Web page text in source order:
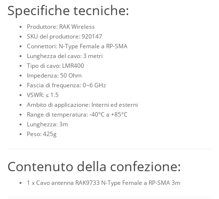
Specifiche tecniche:
Produttore: RAK Wireless
SKU del produttore: 920147
Connettori: N-Type Female a RP-SMA
Lunghezza del cavo: 3 metri
Tipo di cavo: LMR400
Impedenza: 50 Ohm
Fascia di frequenza: 0~6 GHz
VSWR: ≤ 1.5
Ambito di applicazione: Interni ed esterni
Range di temperatura: -40°C a +85°C
Lunghezza: 3m
Peso: 425g
Contenuto della confezione:
1 x Cavo antenna RAK9733 N-Type Female a RP-SMA 3m